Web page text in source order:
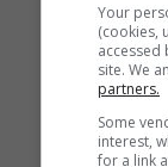
Your
(cookies,
accessed
site. We
partners.
Some
interest,
for a link